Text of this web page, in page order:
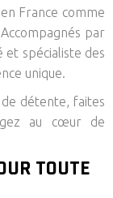
France comme
par
et spécialiste des
unique.
de détente, faites
au cœur de
TOUTE